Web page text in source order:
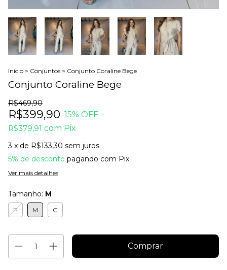
Início > Conjuntos > Conjunto Coraline Bege
Conjunto Coraline Bege
R$469,90
R$399,90 15% OFF
R$379,91 com Pix
3 x de R$133,30 sem juros
5% de desconto pagando com Pix
Ver mais detalhes
Tamanho: M
P M G